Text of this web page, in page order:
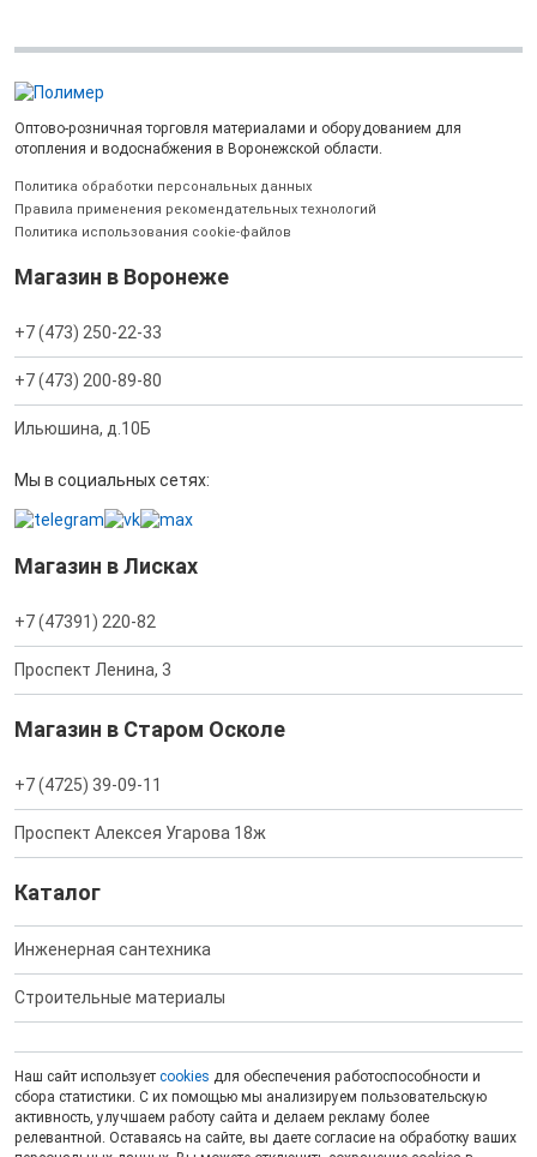
Оптово-розничная торговля материалами и оборудованием для
отопления и водоснабжения в Воронежской области.
Политика обработки персональных данных
Правила применения рекомендательных технологий
Политика использования cookie-файлов
Магазин в Воронеже
+7 (473) 250-22-33
+7 (473) 200-89-80
Ильюшина, д.10Б
Мы в социальных сетях:
Магазин в Лисках
+7 (47391) 220-82
Проспект Ленина, 3
Магазин в Старом Осколе
+7 (4725) 39-09-11
Проспект Алексея Угарова 18ж
Каталог
Инженерная сантехника
Строительные материалы
Наш сайт использует cookies для обеспечения работоспособности и
сбора статистики. С их помощью мы анализируем пользовательскую
активность, улучшаем работу сайта и делаем рекламу более
релевантной. Оставаясь на сайте, вы даете согласие на обработку ваших